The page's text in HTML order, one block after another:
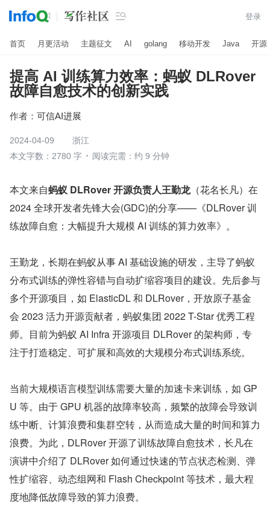
 登录
首页 月更活动 主题征文 AI golang 移动开发 Java 开源
提高 AI 训练算力效率：蚂蚁 DLRover
故障自愈技术的创新实践
作者： 可信AI进展
2024-04-09
浙江
本文字数：2780 字
阅读完需：约 9 分钟
本文来自蚂蚁 DLRover 开源负责人王勤龙（花名长凡）在
2024 全球开发者先锋大会(GDC)的分享——《DLRover 训
练故障自愈：大幅提升大规模 AI 训练的算力效率》。
王勤龙，长期在蚂蚁从事 AI 基础设施的研发，主导了蚂蚁
分布式训练的弹性容错与自动扩缩容项目的建设。先后参与
多个开源项目，如 ElasticDL 和 DLRover，开放原子基金
会 2023 活力开源贡献者，蚂蚁集团 2022 T-Star 优秀工程
师。目前为蚂蚁 AI Infra 开源项目 DLRover 的架构师，专
注于打造稳定、可扩展和高效的大规模分布式训练系统。
当前大规模语言模型训练需要大量的加速卡来训练，如 GP
U 等。由于 GPU 机器的故障率较高，频繁的故障会导致训
练中断、计算浪费和集群空转，从而造成大量的时间和算力
浪费。为此，DLRover 开源了训练故障自愈技术，长凡在
演讲中介绍了 DLRover 如何通过快速的节点状态检测、弹
性扩缩容、动态组网和 Flash Checkpoint 等技术，最大程
度地降低故障导致的算力浪费。